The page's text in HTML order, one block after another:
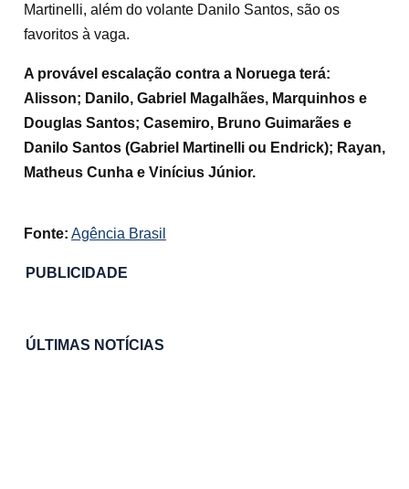
Martinelli, além do volante Danilo Santos, são os
favoritos à vaga.
A provável escalação contra a Noruega terá:
Alisson; Danilo, Gabriel Magalhães, Marquinhos e
Douglas Santos; Casemiro, Bruno Guimarães e
Danilo Santos (Gabriel Martinelli ou Endrick); Rayan,
Matheus Cunha e Vinícius Júnior.
Fonte: Agência Brasil
PUBLICIDADE
ÚLTIMAS NOTÍCIAS